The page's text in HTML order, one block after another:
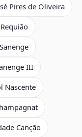
Pires de Oliveira
III
Nascente
Canção